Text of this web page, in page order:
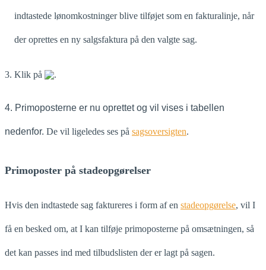
indtastede lønomkostninger blive tilføjet som en fakturalinje, når
der oprettes en ny salgsfaktura på den valgte sag.
3. Klik på .
4. Primoposterne er nu oprettet og vil vises i tabellen
nedenfor. De vil ligeledes ses på sagsoversigten.
Primoposter på stadeopgørelser
Hvis den indtastede sag faktureres i form af en stadeopgørelse, vil I
få en besked om, at I kan tilføje primoposterne på omsætningen, så
det kan passes ind med tilbudslisten der er lagt på sagen.